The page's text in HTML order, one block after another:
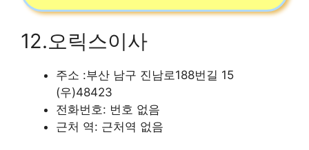
12.오릭스이사
주소 :부산 남구 진남로188번길 15
(우)48423
전화번호: 번호 없음
근처 역: 근처역 없음